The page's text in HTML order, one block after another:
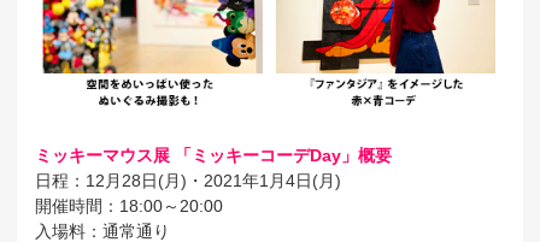
ミッキーマウス展 「ミッキーコーデDay」概要
日程：12月28日(月)・2021年1月4日(月)
開催時間：18:00～20:00
入場料：通常通り